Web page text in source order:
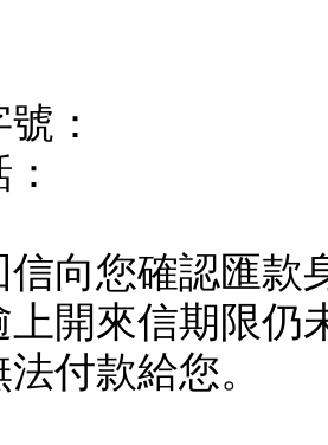
：
信向您確認匯款
上開來信期限仍
付款給您。